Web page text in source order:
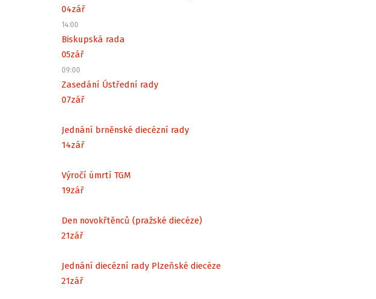
04zář
14:00
Biskupská rada
05zář
09:00
Zasedání Ústřední rady
07zář
Jednání brněnské diecézní rady
14zář
Výročí úmrtí TGM
19zář
Den novokřtěnců (pražské diecéze)
21zář
Jednání diecézní rady Plzeňské diecéze
21zář